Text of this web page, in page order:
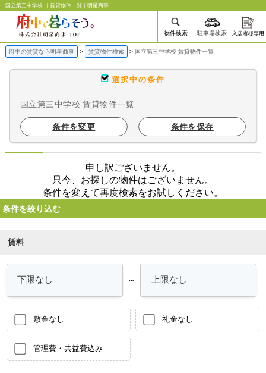
国立第三中学校 ｜賃貸物件一覧｜明星商事
物件検索 駐車場検索 入居者様専用
府中の賃貸なら明星商事 賃貸物件検索 国立第三中学校 賃貸物件一覧
選択中の条件
国立第三中学校 賃貸物件一覧
条件を変更 条件を保存
申し訳ございません。
只今、お探しの物件はございません。
条件を変えて再度検索をお試しください。
条件を絞り込む
賃料
～
敷金なし 礼金なし
管理費・共益費込み